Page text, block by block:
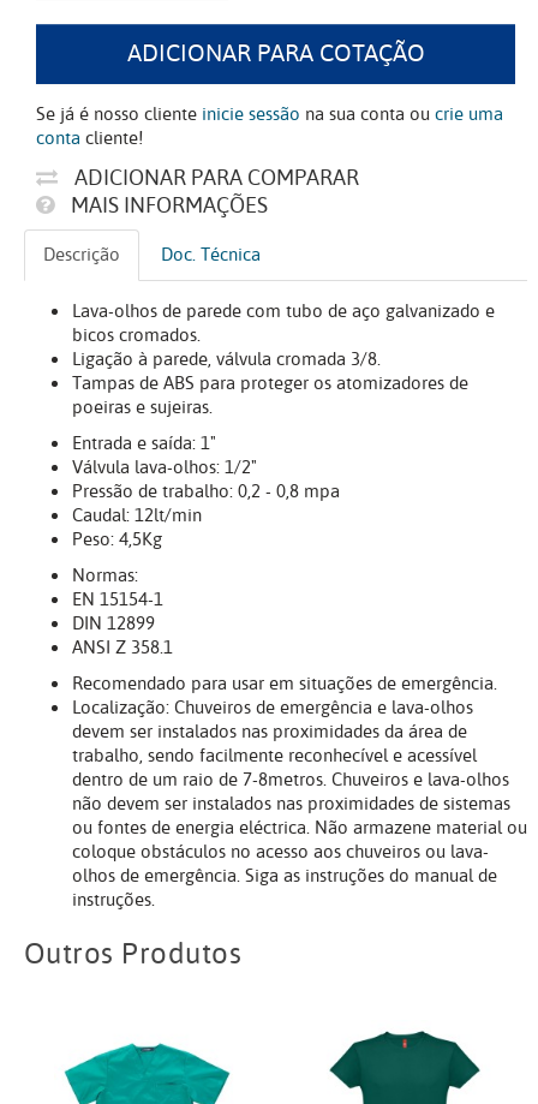
ADICIONAR PARA COTAÇÃO
Se já é nosso cliente inicie sessão na sua conta oucrie uma
conta cliente!
ADICIONAR PARA COMPARAR
MAIS INFORMAÇÕES
Descrição Doc. Técnica
Lava-olhos de parede com tubo de aço galvanizado e
bicos cromados.
Ligação à parede, válvula cromada 3/8.
Tampas de ABS para proteger os atomizadores de
poeiras e sujeiras.
Entrada e saída: 1"
Válvula lava-olhos: 1/2"
Pressão de trabalho: 0,2 - 0,8 mpa
Caudal: 12lt/min
Peso: 4,5Kg
Normas:
EN 15154-1
DIN 12899
ANSI Z 358.1
Recomendado para usar em situações de emergência.
Localização: Chuveiros de emergência e lava-olhos
devem ser instalados nas proximidades da área de
trabalho, sendo facilmente reconhecível e acessível
dentro de um raio de 7-8metros. Chuveiros e lava-olhos
não devem ser instalados nas proximidades de sistemas
ou fontes de energia eléctrica. Não armazene material ou
coloque obstáculos no acesso aos chuveiros ou lava-
olhos de emergência. Siga as instruções do manual de
instruções.
Outros Produtos